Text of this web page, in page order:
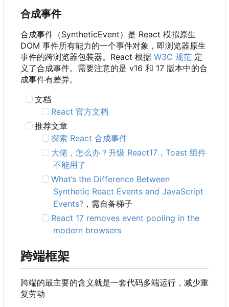
合成事件
合成事件 （SyntheticEvent） 是 React 模拟原生
DOM 事件所有能力的一个事件对象 ， 即浏览器原生
事件的跨浏览器包装器。React 根据 W3C 规范 定
义了合成事件。需要注意的是 v16 和 17 版本中的合
成事件有差异。
文档
React 官方文档
推荐文章
探索 React 合成事件
大佬，怎么办？升级 React17 ，Toast 组件
不能用了
What’s the Difference Between
Synthetic React Events and JavaScript
Events? ，需自备梯子
React 17 removes event pooling in the
modern browsers
跨端框架
跨端的最主要的含义就是一套代码多端运行，减少重
复劳动